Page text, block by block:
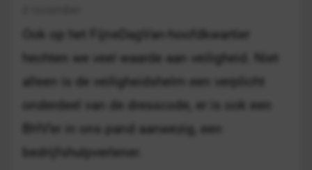
Ook op het FijneDagVan-hoofdkwartier
hechten we veel waarde aan veiligheid. Niet
alleen is de veiligheidshelm een verplicht
onderdeel van de dresscode, er is ook een
BHV'er in ons pand aanwezig, een
bedrijfshulpverlener.